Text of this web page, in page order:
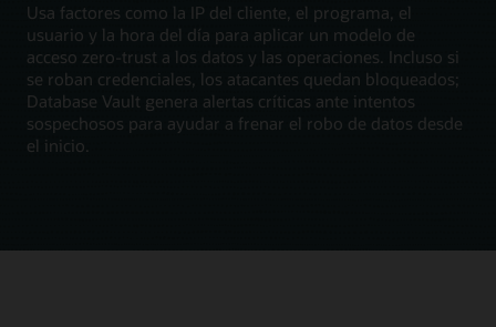
Usa factores como la IP del cliente, el programa, el
usuario y la hora del día para aplicar un modelo de
acceso zero-trust a los datos y las operaciones. Incluso si
se roban credenciales, los atacantes quedan bloqueados;
Database Vault genera alertas críticas ante intentos
sospechosos para ayudar a frenar el robo de datos desde
el inicio.